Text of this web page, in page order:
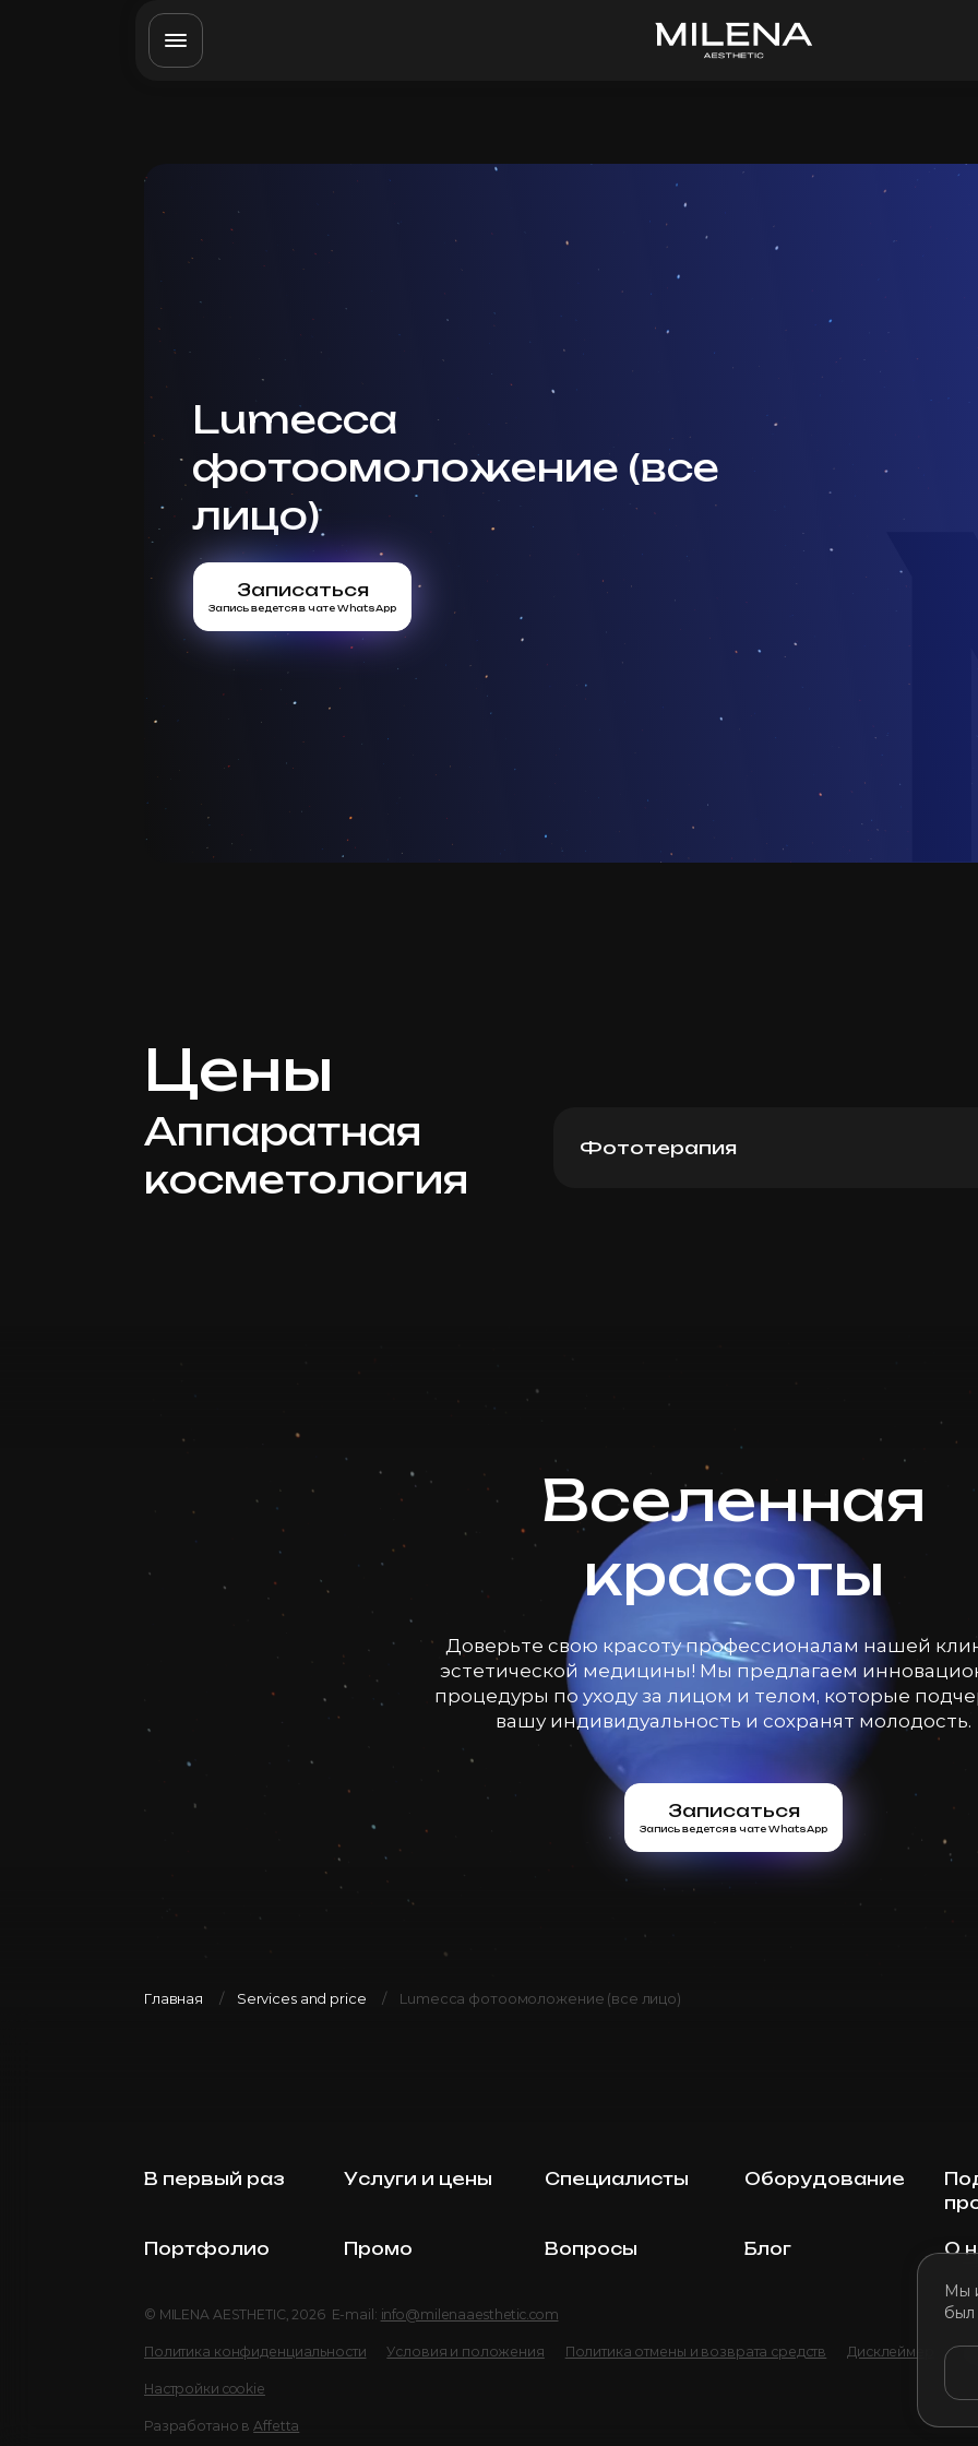
Мы
был
Lumecca
фотоомоложение (все
лицо)
Записаться
Запись ведется в чате WhatsApp
Цены
Аппаратная
косметология
Фототерапия
Вселенная
красоты
Доверьте свою красоту профессионалам нашей
эстетической медицины! Мы предлагаем
процедуры по уходу за лицом и телом, которые
вашу индивидуальность и сохранят молодость.
Записаться
Запись ведется в чате WhatsApp
Главная Services and price Lumecca фотоомоложение (все лицо)
В первый раз Услуги и цены Специалисты Оборудование
Портфолио Промо Вопросы Блог О
© MILENA AESTHETIC, 2026 E-mail: info@milenaaesthetic.com
Политика конфиденциальности Условия и положения Политика отмены и возврата средств Дисклеймер
Настройки cookie
Разработано в Affetta